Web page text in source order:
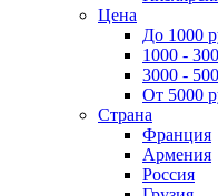
Цена
До 1000
1000 -
3000 -
От 5000
Страна
Франция
Армения
Россия